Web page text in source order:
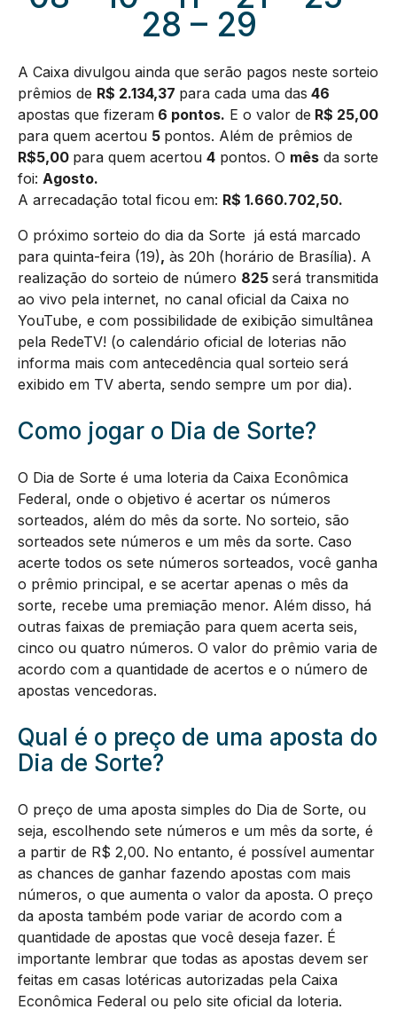
28 – 29
A Caixa divulgou ainda que serão pagos neste sorteio
prêmios de R$ 2.134,37 para cada uma das 46
apostas que fizeram 6 pontos. E o valor de R$ 25,00
para quem acertou 5 pontos. Além de prêmios de
R$5,00 para quem acertou 4 pontos. O mês da sorte
foi: Agosto.
A arrecadação total ficou em: R$ 1.660.702,50.
O próximo sorteio do dia da Sorte já está marcado
para quinta-feira (19), às 20h (horário de Brasília). A
realização do sorteio de número 825 será transmitida
ao vivo pela internet, no canal oficial da Caixa no
YouTube, e com possibilidade de exibição simultânea
pela RedeTV! (o calendário oficial de loterias não
informa mais com antecedência qual sorteio será
exibido em TV aberta, sendo sempre um por dia).
Como jogar o Dia de Sorte?
O Dia de Sorte é uma loteria da Caixa Econômica
Federal, onde o objetivo é acertar os números
sorteados, além do mês da sorte. No sorteio, são
sorteados sete números e um mês da sorte. Caso
acerte todos os sete números sorteados, você ganha
o prêmio principal, e se acertar apenas o mês da
sorte, recebe uma premiação menor. Além disso, há
outras faixas de premiação para quem acerta seis,
cinco ou quatro números. O valor do prêmio varia de
acordo com a quantidade de acertos e o número de
apostas vencedoras.
Qual é o preço de uma aposta do
Dia de Sorte?
O preço de uma aposta simples do Dia de Sorte, ou
seja, escolhendo sete números e um mês da sorte, é
a partir de R$ 2,00. No entanto, é possível aumentar
as chances de ganhar fazendo apostas com mais
números, o que aumenta o valor da aposta. O preço
da aposta também pode variar de acordo com a
quantidade de apostas que você deseja fazer. É
importante lembrar que todas as apostas devem ser
feitas em casas lotéricas autorizadas pela Caixa
Econômica Federal ou pelo site oficial da loteria.